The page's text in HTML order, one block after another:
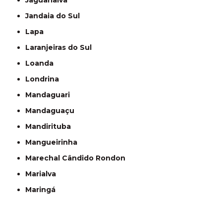
Jandaia do Sul
Lapa
Laranjeiras do Sul
Loanda
Londrina
Mandaguari
Mandaguaçu
Mandirituba
Mangueirinha
Marechal Cândido Rondon
Marialva
Maringá